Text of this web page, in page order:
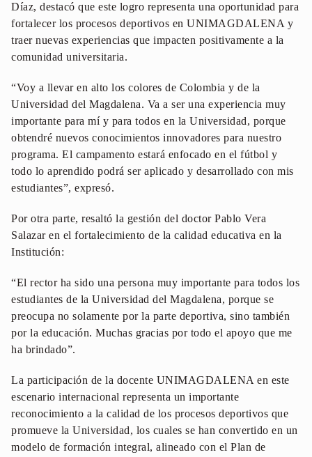
Díaz, destacó que este logro representa una oportunidad para
fortalecer los procesos deportivos en UNIMAGDALENA y
traer nuevas experiencias que impacten positivamente a la
comunidad universitaria.
“Voy a llevar en alto los colores de Colombia y de la
Universidad del Magdalena. Va a ser una experiencia muy
importante para mí y para todos en la Universidad, porque
obtendré nuevos conocimientos innovadores para nuestro
programa. El campamento estará enfocado en el fútbol y
todo lo aprendido podrá ser aplicado y desarrollado con mis
estudiantes”, expresó.
Por otra parte, resaltó la gestión del doctor Pablo Vera
Salazar en el fortalecimiento de la calidad educativa en la
Institución:
“El rector ha sido una persona muy importante para todos los
estudiantes de la Universidad del Magdalena, porque se
preocupa no solamente por la parte deportiva, sino también
por la educación. Muchas gracias por todo el apoyo que me
ha brindado”.
La participación de la docente UNIMAGDALENA en este
escenario internacional representa un importante
reconocimiento a la calidad de los procesos deportivos que
promueve la Universidad, los cuales se han convertido en un
modelo de formación integral, alineado con el Plan de